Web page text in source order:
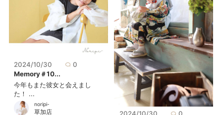
2024/10/30
0
Memory＃10...
今年もまた彼女と会えまし
た！ ...
noripi-
草加店